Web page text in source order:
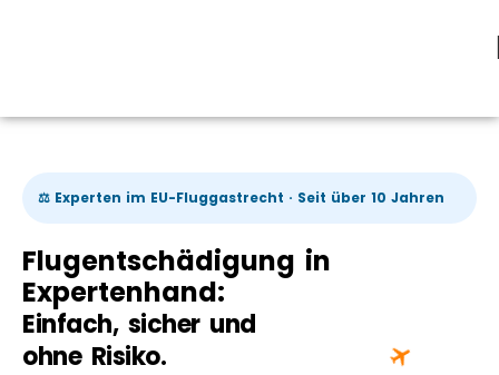
⚖️ Experten im EU-Fluggastrecht · Seit über 10 Jahren
Flugentschädigung in
Expertenhand:
Einfach, sicher und
ohne Risiko.